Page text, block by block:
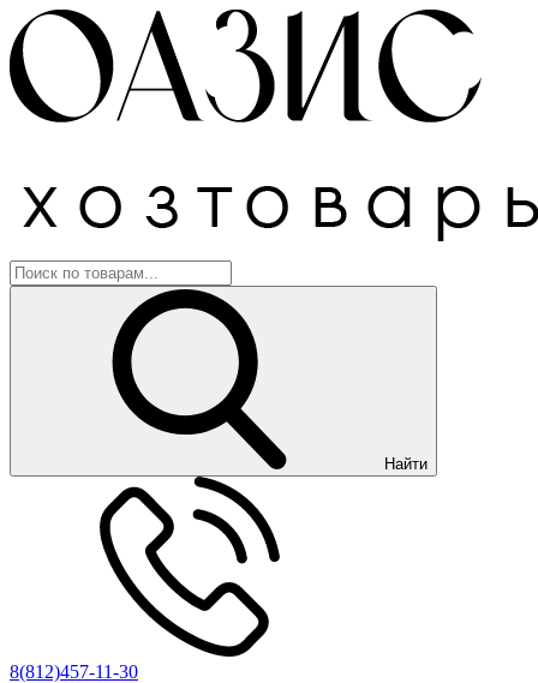
Найти
8(812)457-11-30